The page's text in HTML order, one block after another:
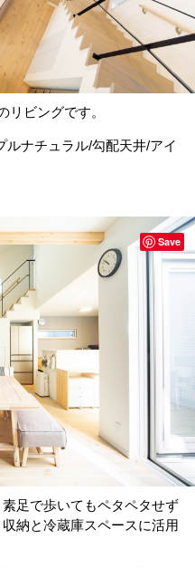
リビングです。
ルナチュラル/勾配天井/アイ
足で歩いてもペタペタせず
納と冷蔵庫スペースに活用
Save